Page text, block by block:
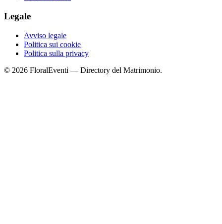
Legale
Avviso legale
Politica sui cookie
Politica sulla privacy
© 2026 FloralEventi — Directory del Matrimonio.